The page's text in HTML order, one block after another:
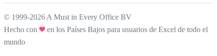
© 1999-2026 A Must in Every Office BV
Hecho con
en los Países Bajos para usuarios de Excel de todo el
mundo